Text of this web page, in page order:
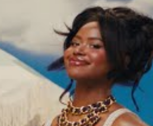
Bobby Portis, les postes 4 ne
donner du temps de jeu à chacun, et
comme poste 5 pour soulager les
la concurrence fera rage aussi. Elfrid
en cas de défaillance de Dennis Smith
Déjà peu utilisé l’an dernier, il sera
si sa très bonne Coupe du Monde